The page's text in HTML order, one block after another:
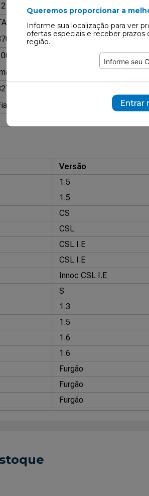
Queremos proporcionar a
Informe sua localização para ver
ofertas especiais e receber
região.
Entrar
Meses
meramente ilustrativas.
Original: 75867460 Magneti Marelli:
Versão
1.5
1.5
CS
CSL
CSL I.E
CSL I.E
Innoc CSL I.E
S
1.3
1.5
1.6
1.6
Furgão
Furgão
Furgão